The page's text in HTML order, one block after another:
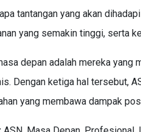
tantangan yang akan
yang semakin tinggi, serta
depan adalah mereka yang
Dengan ketiga hal tersebut,
yang membawa dampak